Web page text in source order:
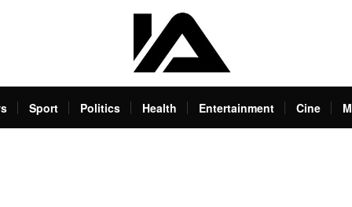
Sport Politics Health Entertainment Cine